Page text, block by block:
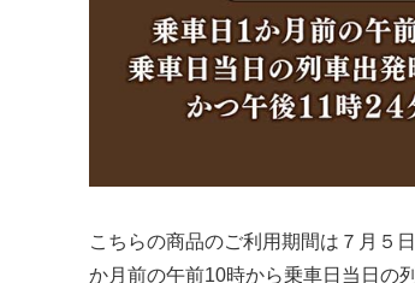
こちらの商品のご利用期間は７月５
か月前の午前10時から乗車日当日の